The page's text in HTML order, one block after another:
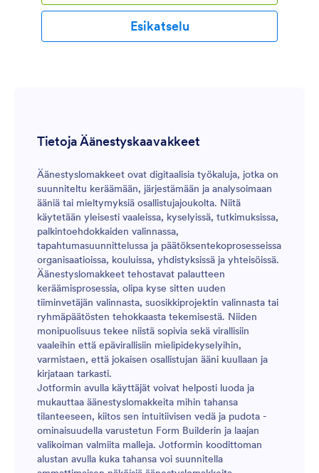
Esikatselu
Tietoja Äänestyskaavakkeet
Äänestyslomakkeet ovat digitaalisia työkaluja, jotka on
suunniteltu keräämään, järjestämään ja analysoimaan
ääniä tai mieltymyksiä osallistujajoukolta. Niitä
käytetään yleisesti vaaleissa, kyselyissä, tutkimuksissa,
palkintoehdokkaiden valinnassa,
tapahtumasuunnittelussa ja päätöksentekoprosesseissa
organisaatioissa, kouluissa, yhdistyksissä ja yhteisöissä.
Äänestyslomakkeet tehostavat palautteen
keräämisprosessia, olipa kyse sitten uuden
tiiminvetäjän valinnasta, suosikkiprojektin valinnasta tai
ryhmäpäätösten tehokkaasta tekemisestä. Niiden
monipuolisuus tekee niistä sopivia sekä virallisiin
vaaleihin että epävirallisiin mielipidekyselyihin,
varmistaen, että jokaisen osallistujan ääni kuullaan ja
kirjataan tarkasti.
Jotformin avulla käyttäjät voivat helposti luoda ja
mukauttaa äänestyslomakkeita mihin tahansa
tilanteeseen, kiitos sen intuitiivisen vedä ja pudota -
ominaisuudella varustetun Form Builderin ja laajan
valikoiman valmiita malleja. Jotformin koodittoman
alustan avulla kuka tahansa voi suunnitella